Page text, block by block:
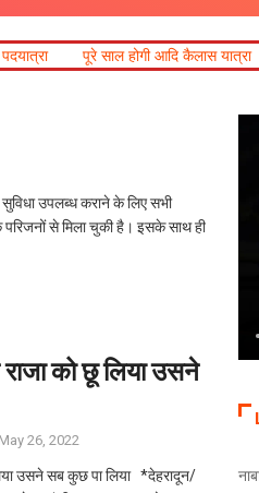
होगी आदि कैलास यात्रा हरिद्वार में गंगा
सुविधा उपलब्ध कराने के लिए सभी
परिजनों से मिला चुकी है। इसके साथ ही
को छू लिया उसने
May 26, 2022
उसने सब कुछ पा लिया *देहरादून/